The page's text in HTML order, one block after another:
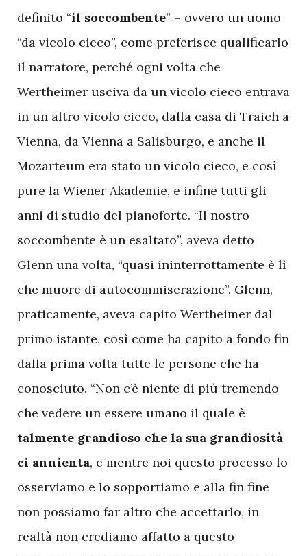
definito “il soccombente” – ovvero un uomo
“da vicolo cieco”, come preferisce qualificarlo
il narratore, perché ogni volta che
Wertheimer usciva da un vicolo cieco entrava
in un altro vicolo cieco, dalla casa di Traich a
Vienna, da Vienna a Salisburgo, e anche il
Mozarteum era stato un vicolo cieco, e così
pure la Wiener Akademie, e infine tutti gli
anni di studio del pianoforte. “Il nostro
soccombente è un esaltato”, aveva detto
Glenn una volta, “quasi ininterrottamente è lì
che muore di autocommiserazione”. Glenn,
praticamente, aveva capito Wertheimer dal
primo istante, così come ha capito a fondo fin
dalla prima volta tutte le persone che ha
conosciuto. “Non c’è niente di più tremendo
che vedere un essere umano il quale è
talmente grandioso che la sua grandiosità
ci annienta, e mentre noi questo processo lo
osserviamo e lo sopportiamo e alla fin fine
non possiamo far altro che accettarlo, in
realtà non crediamo affatto a questo